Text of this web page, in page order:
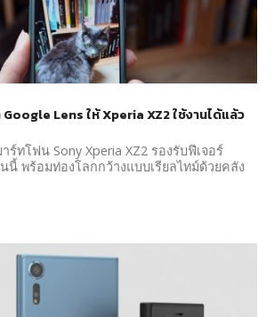
Lens ให้ Xperia XZ2 ใช้งานได้แล้ว
ทโฟน Sony Xperia XZ2 รองรับฟีเจอร์
นี้ พร้อมท่องโลกกว้างแบบเรียลไทม์ด้วยคลัง